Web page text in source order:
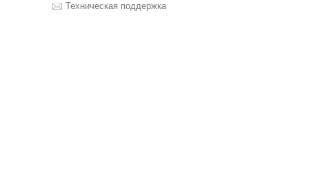
Техническая поддержка